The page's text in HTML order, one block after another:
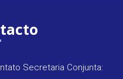
Secretaria Conjunta: